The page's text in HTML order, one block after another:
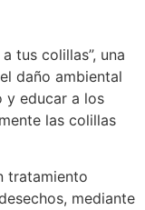
tus colillas”, una
daño ambiental
y educar a los
las colillas
tratamiento
mediante